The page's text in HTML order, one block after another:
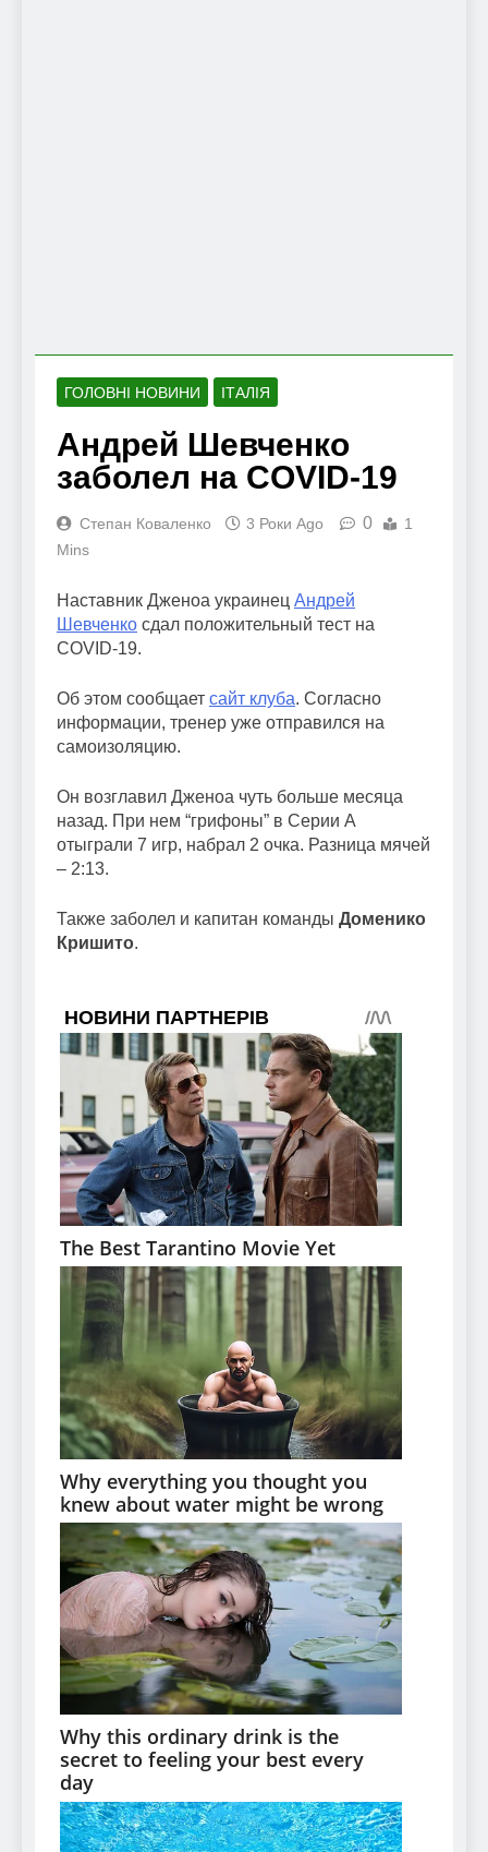
ГОЛОВНІ НОВИНИ ІТАЛІЯ
Андрей Шевченко
заболел на COVID-19
Степан Коваленко 3 Роки Ago 0
1
Mins
Наставник Дженоа украинец Андрей
Шевченко сдал положительный тест на
COVID-19.
Об этом сообщает сайт клуба. Согласно
информации, тренер уже отправился на
самоизоляцию.
Он возглавил Дженоа чуть больше месяца
назад. При нем “грифоны” в Серии А
отыграли 7 игр, набрал 2 очка. Разница мячей
– 2:13.
Также заболел и капитан команды Доменико
Кришито.